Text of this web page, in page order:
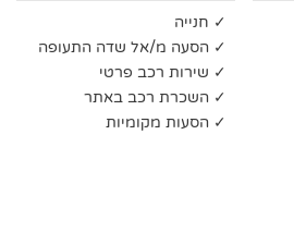
✓ חנייה
✓ הסעה מ/אל שדה התעופה
✓ שירות רכב פרטי
✓ השכרת רכב באתר
✓ הסעות מקומיות